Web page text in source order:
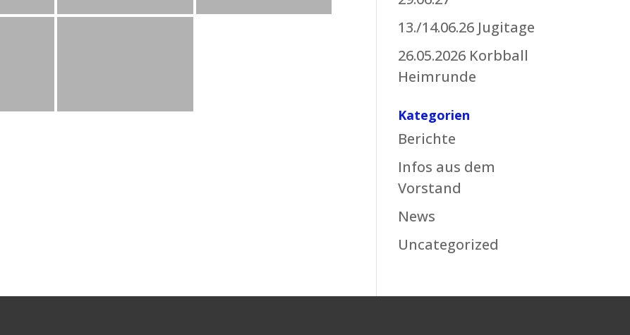
13./14.06.26 Jugitage
26.05.2026 Korbball
Heimrunde
Kategorien
Berichte
Infos aus dem
Vorstand
News
Uncategorized